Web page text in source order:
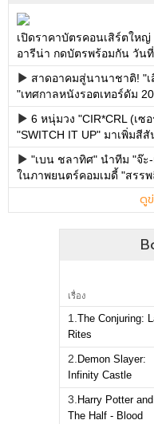
เปิดราคาบัตรคอนเสิร์ตใหญ่
อารีน่า กดบัตรพร้อมกัน วัน
สาดอาคมสู่นานาชาติ! "เ
"เทศกาลหนังรอตเทอร์ดัม
6 หนุ่มวง "CIR*CRL (เซ
"SWITCH IT UP" มาเพิ่มสี
"เบน ชลาทิศ" นำทีม "จ๊ะ
ในภาพยนตร์คอมเมดี้ "สรร
ดู
เรื่อง
1. The Conjuring:
Rites
2. Demon Slayer:
Infinity Castle
3. Harry Potter and
The Half - Blood